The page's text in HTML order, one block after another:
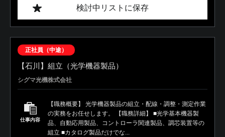
検討中リストに保存
正社員（中途）
【石川】組立（光学機器製品）
シグマ光機株式会社
仕事内容
【職務概要】 光学機器製品の組立・配線・調整・測定作業
の実務をお任せします。 【職務詳細】 ■光学基本機器製
品、自動応用製品、コントローラ関連製品、調芯装置等の
組立 ■カタログ製品だけでな...